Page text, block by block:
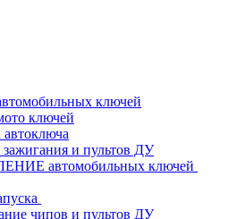
ключей
ключей
автоключа
и пультов ДУ
автомобильных ключей
чипов и пультов ДУ